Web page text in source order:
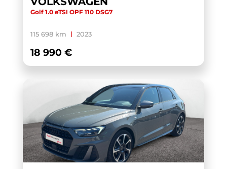
Golf 1.0 eTSI OPF 110 DSG7
115 698 km 2023
18 990 €